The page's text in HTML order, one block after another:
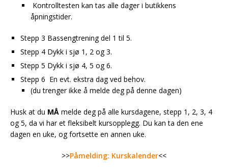
Kontrolltesten kan tas alle dager i butikkens
åpningstider.
Stepp 3 Bassengtrening del 1 til 5.
Stepp 4 Dykk i sjø 1, 2 og 3.
Stepp 5 Dykk i sjø 4, 5 og 6.
Stepp 6 En evt. ekstra dag ved behov.
(du trenger ikke å melde deg på denne dagen)
Husk at du MÅ melde deg på alle kursdagene, stepp 1, 2, 3, 4
og 5, da vi har et fleksibelt kursopplegg. Du kan ta den ene
dagen en uke, og fortsette en annen uke.
>>Påmelding: Kurskalender<<